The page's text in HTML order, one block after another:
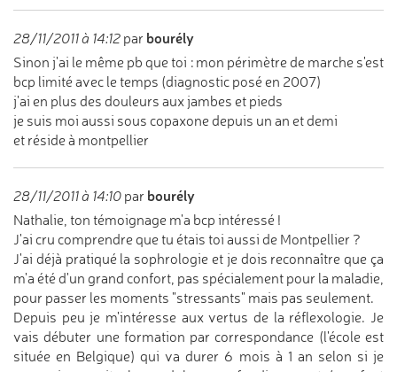
28/11/2011 à 14:12 par bourély
Sinon j'ai le même pb que toi : mon périmètre de marche s'est
bcp limité avec le temps (diagnostic posé en 2007)
j'ai en plus des douleurs aux jambes et pieds
je suis moi aussi sous copaxone depuis un an et demi
et réside à montpellier
28/11/2011 à 14:10 par bourély
Nathalie, ton témoignage m'a bcp intéressé !
J'ai cru comprendre que tu étais toi aussi de Montpellier ?
J'ai déjà pratiqué la sophrologie et je dois reconnaître que ça
m'a été d'un grand confort, pas spécialement pour la maladie,
pour passer les moments "stressants" mais pas seulement.
Depuis peu je m'intéresse aux vertus de la réflexologie. Je
vais débuter une formation par correspondance (l'école est
située en Belgique) qui va durer 6 mois à 1 an selon si je